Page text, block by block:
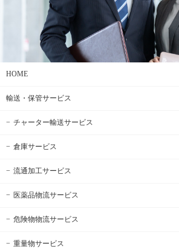
HOME
輸送・保管サービス
チャーター輸送サービス
倉庫サービス
流通加工サービス
医薬品物流サービス
危険物物流サービス
重量物サービス